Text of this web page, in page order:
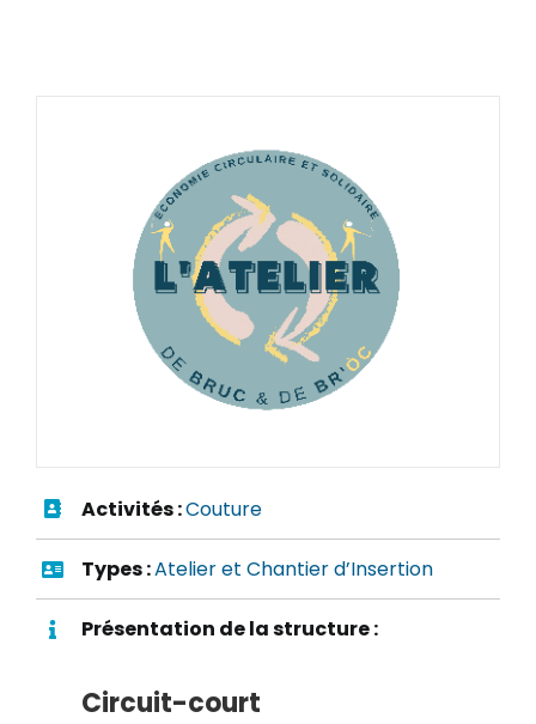
Activités :Couture
Types :Atelier et Chantier d’Insertion
Présentation de la structure :
Circuit-court